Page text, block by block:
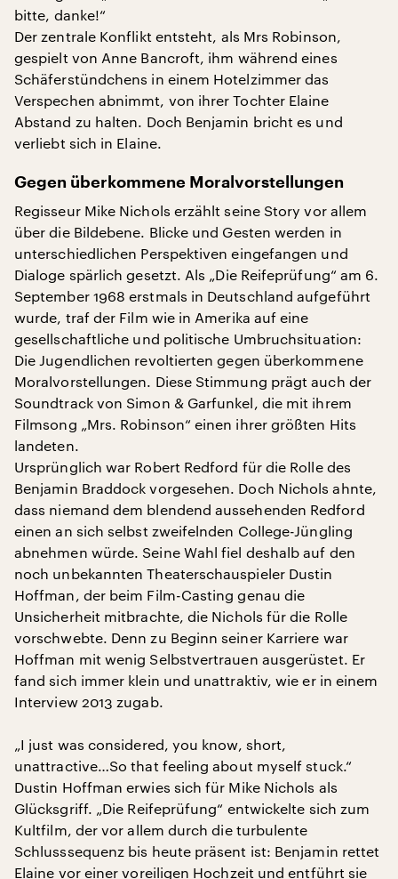
bitte, danke!“
Der zentrale Konflikt entsteht, als Mrs Robinson,
gespielt von Anne Bancroft, ihm während eines
Schäferstündchens in einem Hotelzimmer das
Verspechen abnimmt, von ihrer Tochter Elaine
Abstand zu halten. Doch Benjamin bricht es und
verliebt sich in Elaine.
Gegen überkommene Moralvorstellungen
Regisseur Mike Nichols erzählt seine Story vor allem
über die Bildebene. Blicke und Gesten werden in
unterschiedlichen Perspektiven eingefangen und
Dialoge spärlich gesetzt. Als „Die Reifeprüfung“ am 6.
September 1968 erstmals in Deutschland aufgeführt
wurde, traf der Film wie in Amerika auf eine
gesellschaftliche und politische Umbruchsituation:
Die Jugendlichen revoltierten gegen überkommene
Moralvorstellungen. Diese Stimmung prägt auch der
Soundtrack von Simon & Garfunkel, die mit ihrem
Filmsong „Mrs. Robinson“ einen ihrer größten Hits
landeten.
Ursprünglich war Robert Redford für die Rolle des
Benjamin Braddock vorgesehen. Doch Nichols ahnte,
dass niemand dem blendend aussehenden Redford
einen an sich selbst zweifelnden College-Jüngling
abnehmen würde. Seine Wahl fiel deshalb auf den
noch unbekannten Theaterschauspieler Dustin
Hoffman, der beim Film-Casting genau die
Unsicherheit mitbrachte, die Nichols für die Rolle
vorschwebte. Denn zu Beginn seiner Karriere war
Hoffman mit wenig Selbstvertrauen ausgerüstet. Er
fand sich immer klein und unattraktiv, wie er in einem
Interview 2013 zugab.
„I just was considered, you know, short,
unattractive…So that feeling about myself stuck.“
Dustin Hoffman erwies sich für Mike Nichols als
Glücksgriff. „Die Reifeprüfung“ entwickelte sich zum
Kultfilm, der vor allem durch die turbulente
Schlusssequenz bis heute präsent ist: Benjamin rettet
Elaine vor einer voreiligen Hochzeit und entführt sie